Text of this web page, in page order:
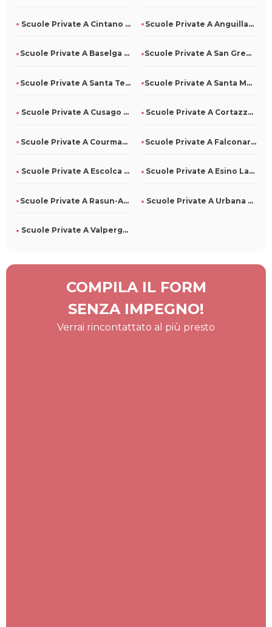
Scuole Private A Cintano Per Tutti Scuole Private A Anguillara Veneta Per Tutti
Scuole Private A Baselga Di Pinè Per Tutti Scuole Private A San Gregorio D'Ippona Per Tutti
Scuole Private A Santa Teresa Di Riva Per Tutti Scuole Private A Santa Maria La Carità Per Tutti
Scuole Private A Cusago Per Tutti Scuole Private A Cortazzone Per Tutti
Scuole Private A Courmayeur Per Tutti Scuole Private A Falconara Albanese Per Tutti
Scuole Private A Escolca Per Tutti Scuole Private A Esino Lario Per Tutti
Scuole Private A Rasun-Anterselva Per Tutti Scuole Private A Urbana Per Tutti
Scuole Private A Valperga Per Tutti
COMPILA IL FORM
SENZA IMPEGNO!
Verrai rincontattato al più presto